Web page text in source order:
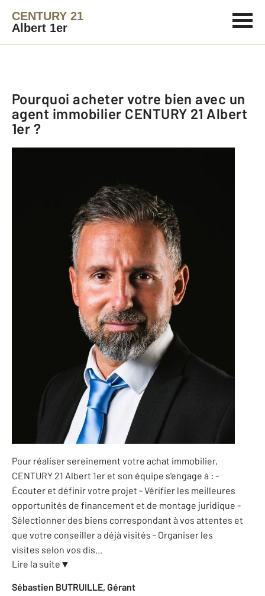
CENTURY 21
Albert 1er
Pourquoi acheter votre bien avec un
agent immobilier CENTURY 21 Albert
1er ?
Pour réaliser sereinement votre achat immobilier,
CENTURY 21 Albert 1er et son équipe s'engage à : -
Écouter et définir votre projet - Vérifier les meilleures
opportunités de financement et de montage juridique -
Sélectionner des biens correspondant à vos attentes et
que votre conseiller a déjà visités - Organiser les
visites selon vos dis...
Lire la suite ▼
Sébastien BUTRUILLE, Gérant